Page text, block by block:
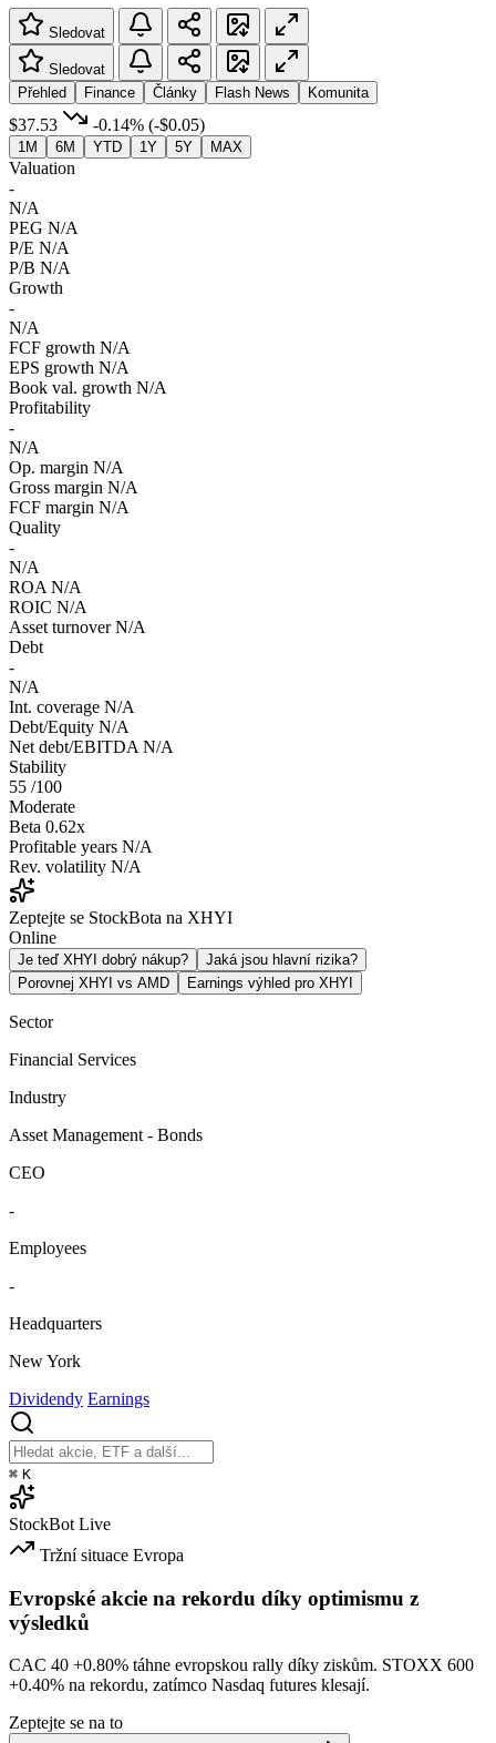
Sledovat
Sledovat
Přehled
Finance Články Flash News Komunita
$37.53 -0.14% (-$0.05)
1M 6M YTD 1Y 5Y MAX
Valuation
-
N/A
PEG N/A
P/E N/A
P/B N/A
Growth
-
N/A
FCF growth N/A
EPS growth N/A
Book val. growth N/A
Profitability
-
N/A
Op. margin N/A
Gross margin N/A
FCF margin N/A
Quality
-
N/A
ROA N/A
ROIC N/A
Asset turnover N/A
Debt
-
N/A
Int. coverage N/A
Debt/Equity N/A
Net debt/EBITDA N/A
Stability
55 /100
Moderate
Beta 0.62x
Profitable years N/A
Rev. volatility N/A
Zeptejte se StockBota na XHYI
Online
Je teď XHYI dobrý nákup?
Jaká jsou hlavní rizika?
Porovnej XHYI vs AMD
Earnings výhled pro XHYI
Sector
Financial Services
Industry
Asset Management - Bonds
CEO
-
Employees
-
Headquarters
New York
Dividendy Earnings
⌘ K
StockBot Live
Tržní situace Evropa
Evropské akcie na rekordu díky optimismu z
výsledků
CAC 40 +0.80% táhne evropskou rally díky ziskům. STOXX 600
+0.40% na rekordu, zatímco Nasdaq futures klesají.
Zeptejte se na to